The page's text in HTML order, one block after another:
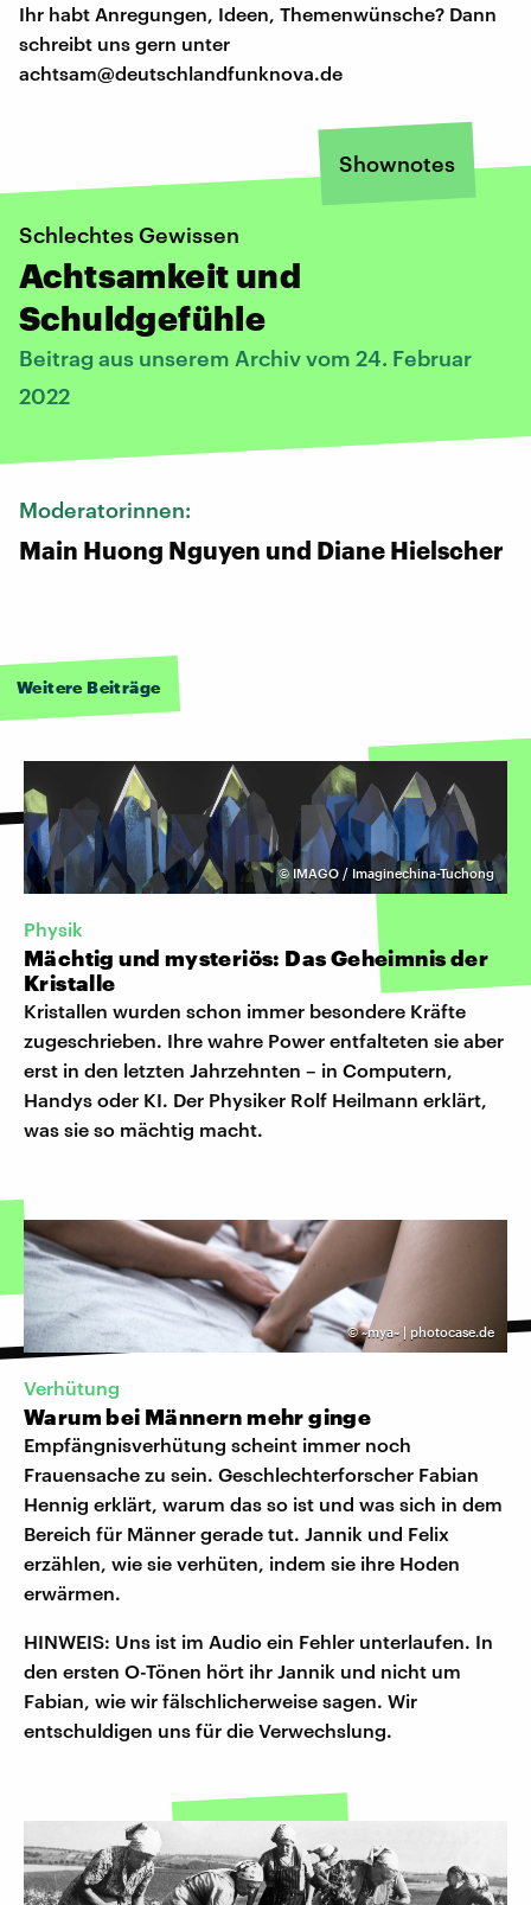
Ihr habt Anregungen, Ideen, Themenwünsche? Dann
schreibt uns gern unter
achtsam@deutschlandfunknova.de
Shownotes
Schlechtes Gewissen
Achtsamkeit und
Schuldgefühle
Beitrag aus unserem Archiv vom 24. Februar
2022
Moderatorinnen:
Main Huong Nguyen und Diane Hielscher
Weitere Beiträge
©IMAGO / Imaginechina-Tuchong
Physik
Mächtig und mysteriös: Das Geheimnis der
Kristalle
Kristallen wurden schon immer besondere Kräfte
zugeschrieben. Ihre wahre Power entfalteten sie aber
erst in den letzten Jahrzehnten – in Computern,
Handys oder KI. Der Physiker Rolf Heilmann erklärt,
was sie so mächtig macht.
©~mya~ | photocase.de
Verhütung
Warum bei Männern mehr ginge
Empfängnisverhütung scheint immer noch
Frauensache zu sein. Geschlechterforscher Fabian
Hennig erklärt, warum das so ist und was sich in dem
Bereich für Männer gerade tut. Jannik und Felix
erzählen, wie sie verhüten, indem sie ihre Hoden
erwärmen.
HINWEIS: Uns ist im Audio ein Fehler unterlaufen. In
den ersten O-Tönen hört ihr Jannik und nicht um
Fabian, wie wir fälschlicherweise sagen. Wir
entschuldigen uns für die Verwechslung.